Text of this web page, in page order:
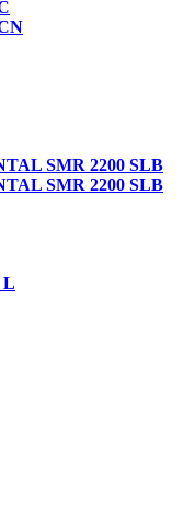
SMR 2200 SLB
SMR 2200 SLB
L